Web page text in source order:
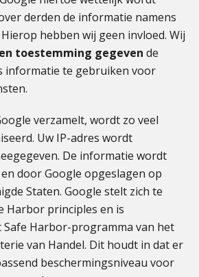
derden de informatie namens
hebben wij geen invloed. Wij
toestemming gegeven de
informatie te gebruiken voor
verzamelt, wordt zo veel
Uw IP-adres wordt
De informatie wordt
door Google opgeslagen op
Staten. Google stelt zich te
Harbor principles en is
Harbor-programma van het
van Handel. Dit houdt in dat er
beschermingsniveau voor